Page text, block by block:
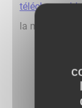
téléchargeable
la mairie.